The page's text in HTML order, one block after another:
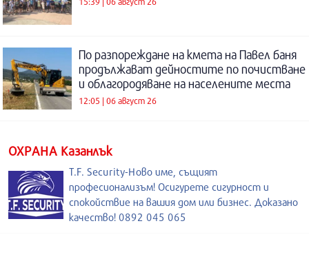
По разпореждане на кмета на Павел баня
продължават дейностите по почистване
и облагородяване на населените места
12:05 | 06 август 26
ОХРАНА Казанлък
T.F. Security-Ново име, същият
професионализъм! Осигурете сигурност и
спокойствие на вашия дом или бизнес. Доказано
качество! 0892 045 065